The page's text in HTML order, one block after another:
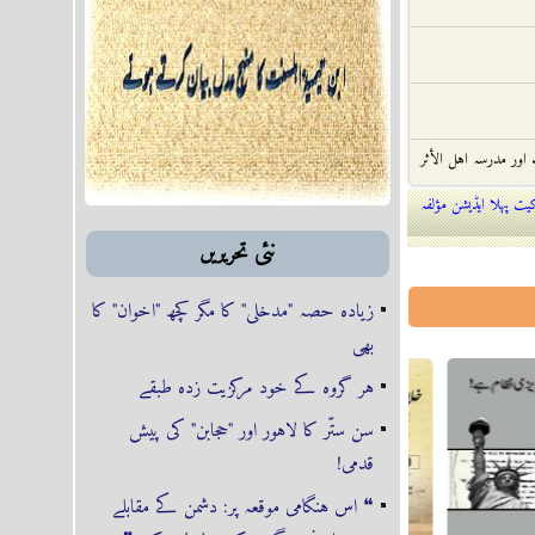
نئى تحريريں
زیادہ حصہ "مدخلی" کا مگر کچھ "اخوان" کا
بھی
ہر گروہ کے خود مرکزیت زدہ طبقے
سن ستّر کا لاہور اور "حجابن" کی پیش
قدمی!
❝ اس ہنگامی موقعہ پر: دشمن کے مقابلے
مدرسہ اہل الأثر
و ملوکیت
کرواتے، دانش کے
پہلا ایڈیشن مؤلفہ